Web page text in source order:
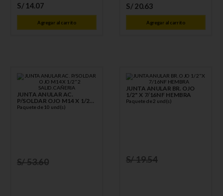
S/ 14.07
Agregar al carrito
S/20.63
Agregar al carrito
JUNTA ANULAR AC.
P/SOLDAR OJO M14 X 1/2"
2 SALID.CAÑERIA
Paquete de 10 und(s)
S/ 53.60
JUNTA ANULAR BR. OJO
1/2" X 7/16NF HEMBRA
Paquete de 2 und(s)
S/19.54